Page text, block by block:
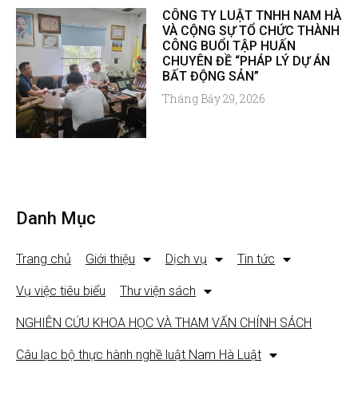
CÔNG TY LUẬT TNHH NAM HÀ
VÀ CỘNG SỰ TỔ CHỨC THÀNH
CÔNG BUỔI TẬP HUẤN
CHUYÊN ĐỀ “PHÁP LÝ DỰ ÁN
BẤT ĐỘNG SẢN”
Tháng Bảy 29, 2026
Danh Mục
Trang chủ Giới thiệu Dịch vụ Tin tức
Vụ việc tiêu biểu Thư viện sách
NGHIÊN CỨU KHOA HỌC VÀ THAM VẤN CHÍNH SÁCH
Câu lạc bộ thực hành nghề luật Nam Hà Luật